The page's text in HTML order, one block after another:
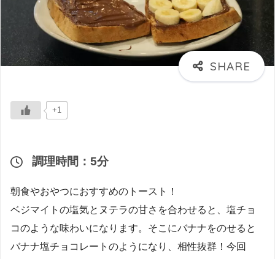
+1
調理時間：5分
朝食やおやつにおすすめのトースト！
ベジマイトの塩気とヌテラの甘さを合わせると、塩チョ
コのような味わいになります。そこにバナナをのせると
バナナ塩チョコレートのようになり、相性抜群！今回